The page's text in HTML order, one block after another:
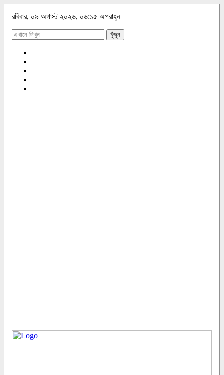
রবিবার, ০৯ অগাস্ট ২০২৬, ০৬:১৫ অপরাহ্ন
খুঁজুন